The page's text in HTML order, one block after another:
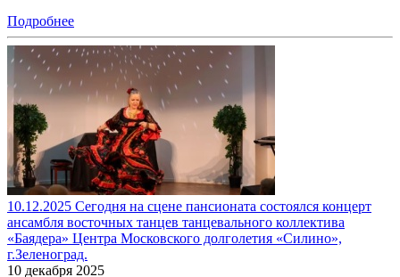
Подробнее
10.12.2025 Сегодня на сцене пансионата состоялся концерт
ансамбля восточных танцев танцевального коллектива
«Баядера» Центра Московского долголетия «Силино»,
г.Зеленоград.
10 декабря 2025